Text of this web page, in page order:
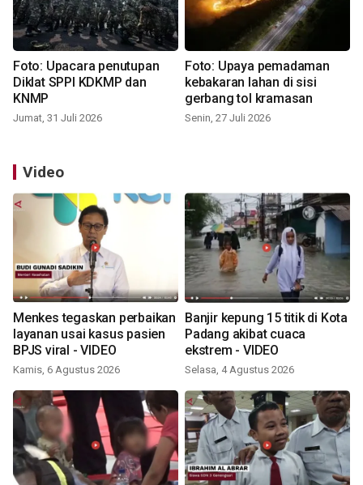
Foto: Upacara penutupan
Diklat SPPI KDKMP dan
KNMP
Jumat, 31 Juli 2026
Foto: Upaya pemadaman
kebakaran lahan di sisi
gerbang tol kramasan
Senin, 27 Juli 2026
Video
Menkes tegaskan perbaikan
layanan usai kasus pasien
BPJS viral - VIDEO
Kamis, 6 Agustus 2026
Banjir kepung 15 titik di Kota
Padang akibat cuaca
ekstrem - VIDEO
Selasa, 4 Agustus 2026